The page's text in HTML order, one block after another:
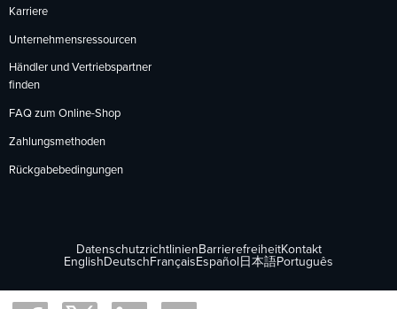
Karriere
Unternehmensressourcen
Händler und Vertriebspartner
finden
FAQ zum Online-Shop
Zahlungsmethoden
Rückgabebedingungen
Datenschutzrichtlinien BarrierefreiheitKontakt
English Deutsch Français Español 日本語Português